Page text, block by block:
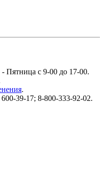
Пятница с 9-00 до 17-00.
.
39-17; 8-800-333-92-02.